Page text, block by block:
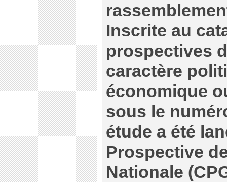
Inscrite au
prospectives
caractère
économique
sous le
étude a été
Prospective
Nationale